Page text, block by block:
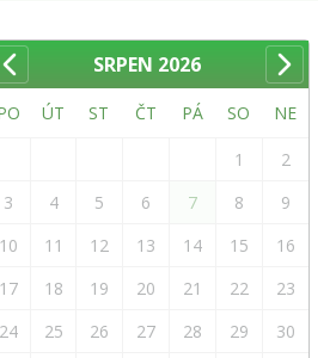
SRPEN 2026
ÚT ST ČT PÁ SO NE
1
2
3
4 5 6 7 8
9
10
11 12 13 14 15
16
17
18 19 20 21 22
23
24
25 26 27 28 29
30